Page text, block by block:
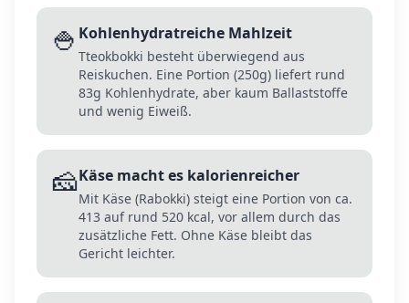
🍚 Kohlenhydratreiche Mahlzeit
Tteokbokki besteht überwiegend aus
Reiskuchen. Eine Portion (250g) liefert rund
83g Kohlenhydrate, aber kaum Ballaststoffe
und wenig Eiweiß.
🧀Käse macht es kalorienreicher
Mit Käse (Rabokki) steigt eine Portion von ca.
413 auf rund 520 kcal, vor allem durch das
zusätzliche Fett. Ohne Käse bleibt das
Gericht leichter.